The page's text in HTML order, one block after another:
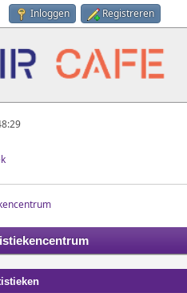
Inloggen Registreren